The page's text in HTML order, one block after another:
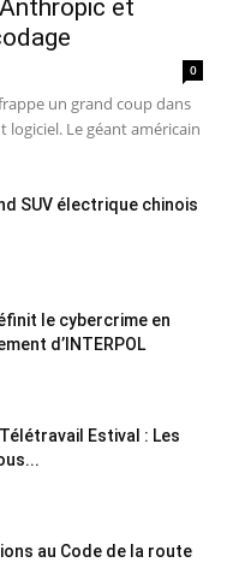
et
0
un grand coup dans
Le géant américain
SUV électrique chinois
le cybercrime en
d’INTERPOL
Estival : Les
au Code de la route